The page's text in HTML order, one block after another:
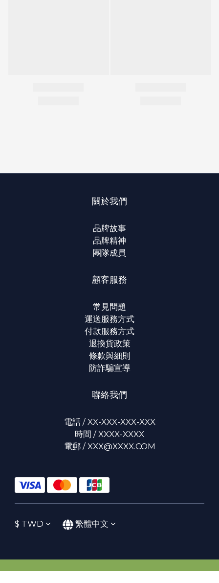
關於我們
品牌故事
品牌精神
團隊成員
顧客服務
常見問題
運送服務方式
付款服務方式
退換貨政策
條款與細則
防詐騙宣導
聯絡我們
電話 / XX-XXX-XXX-XXX
時間 / XXXX-XXXX
電郵 / XXX@XXXX.COM
$ TWD 繁體中文